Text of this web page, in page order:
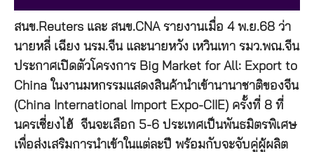
สนข.Reuters และ สนข.CNA รายงานเมื่อ 4 พ.ย.68 ว่า
นายหลี่ เฉียง นรม.จีน และนายหวัง เหวินเทา รมว.พณ.จีน
ประกาศเปิดตัวโครงการ Big Market for All: Export to
China ในงานมหกรรมแสดงสินค้านำเข้านานาชาติของจีน
(China International Import Expo-CIIE) ครั้งที่ 8 ที่
นครเซี่ยงไฮ้ จีนจะเลือก 5-6 ประเทศเป็นพันธมิตรพิเศษ
เพื่อส่งเสริมการนำเข้าในแต่ละปี พร้อมกับจะจับคู่ผู้ผลิต